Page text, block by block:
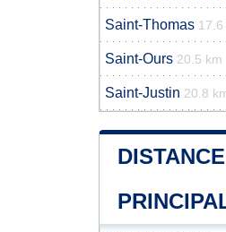
Saint-Thomas 17.6
Saint-Ours 20.5 km
Saint-Justin 20.8